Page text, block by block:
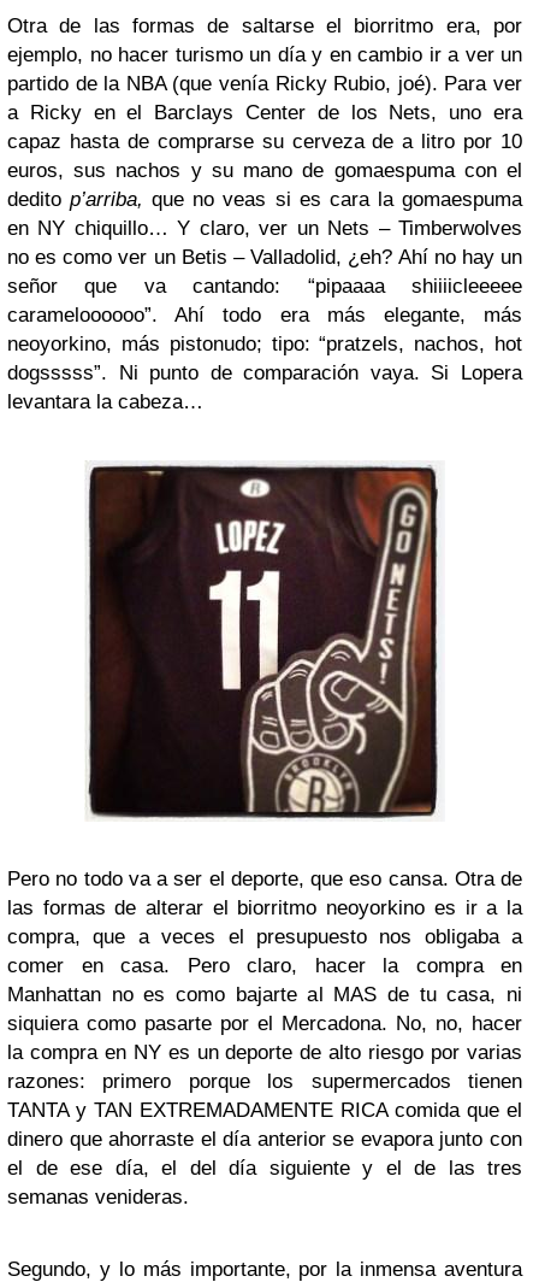
Otra de las formas de saltarse el biorritmo era, por
ejemplo, no hacer turismo un día y en cambio ir a ver un
partido de la NBA (que venía Ricky Rubio, joé). Para ver
a Ricky en el Barclays Center de los Nets, uno era
capaz hasta de comprarse su cerveza de a litro por 10
euros, sus nachos y su mano de gomaespuma con el
deditop’arriba, que no veas si es cara la gomaespuma
en NY chiquillo… Y claro, ver un Nets – Timberwolves
no es como ver un Betis – Valladolid, ¿eh? Ahí no hay un
señor que va cantando: “pipaaaa shiiiicleeeee
carameloooooo”. Ahí todo era más elegante, más
neoyorkino, más pistonudo; tipo: “pratzels, nachos, hot
dogsssss”. Ni punto de comparación vaya. Si Lopera
levantara la cabeza…
Pero no todo va a ser el deporte, que eso cansa. Otra de
las formas de alterar el biorritmo neoyorkino es ir a la
compra, que a veces el presupuesto nos obligaba a
comer en casa. Pero claro, hacer la compra en
Manhattan no es como bajarte al MAS de tu casa, ni
siquiera como pasarte por el Mercadona. No, no, hacer
la compra en NY es un deporte de alto riesgo por varias
razones: primero porque los supermercados tienen
TANTA y TAN EXTREMADAMENTE RICA comida que el
dinero que ahorraste el día anterior se evapora junto con
el de ese día, el del día siguiente y el de las tres
semanas venideras.
Segundo, y lo más importante, por la inmensa aventura